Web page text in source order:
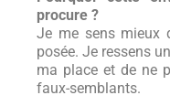
procure ?
Je me sens mieux
posée. Je ressens
ma place et de ne
faux-semblants.